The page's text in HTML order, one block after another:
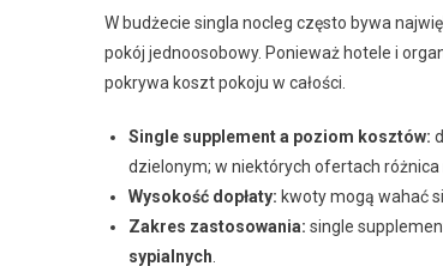
W budżecie singla nocleg często bywa
pokój jednoosobowy. Ponieważ hotele i
pokrywa koszt pokoju w całości.
Single supplement a poziom kosztów:
dzielonym; w niektórych ofertach
Wysokość dopłaty: kwoty mogą wahać
Zakres zastosowania: single
sypialnych.